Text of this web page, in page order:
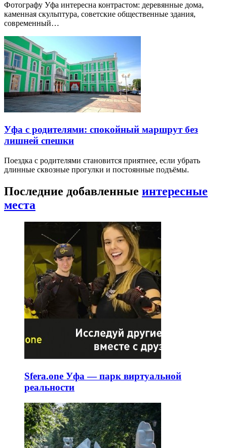
Фотографу Уфа интересна контрастом: деревянные дома,
каменная скульптура, советские общественные здания,
современный…
Уфа с родителями: спокойный маршрут без
лишней спешки
Поездка с родителями становится приятнее, если убрать
длинные сквозные прогулки и постоянные подъёмы.
Последние добавленные интересные
места
Sfera.one Уфа — парк виртуальной
реальности